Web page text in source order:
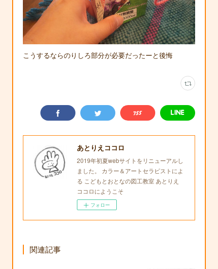
こうするならのりしろ部分が必要だったーと後悔
あとりえココロ
2019年初夏webサイトをリニューアルし
ました。 カラー＆アートセラピストによ
る こどもとおとなの図工教室 あとりえ
ココロにようこそ
フォロー
関連記事